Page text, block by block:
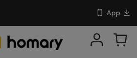
App